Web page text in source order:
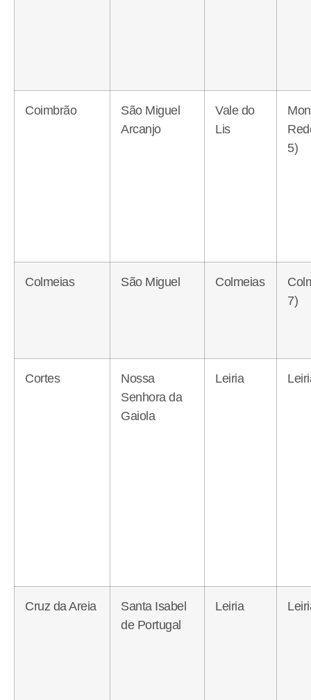
Coimbrão
São Miguel
Arcanjo
Vale do
Lis
5)
Colmeias São Miguel Colmeias
7)
Cortes
Nossa
Senhora da
Gaiola
Leiria
Cruz da Areia
Santa Isabel
de Portugal
Leiria